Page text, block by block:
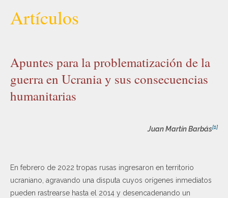
Artículos
Apuntes para la problematización de la
guerra en Ucrania y sus consecuencias
humanitarias
Juan Martín Barbás[1]
En febrero de 2022 tropas rusas ingresaron en territorio
ucraniano, agravando una disputa cuyos orígenes inmediatos
pueden rastrearse hasta el 2014 y desencadenando un